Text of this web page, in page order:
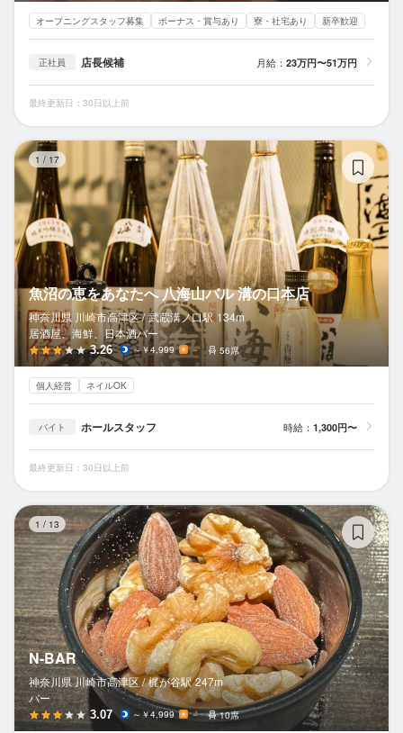
オープニングスタッフ募集 ボーナス・賞与あり 寮・社宅あり 新卒歓迎
正社員 店長候補 月給： 23万円〜51万円
最終更新日：30日以上前
1 / 17
魚沼の恵をあなたへ 八海山バル 溝の口本店
神奈川県 川崎市高津区 / 武蔵溝ノ口駅 134m
居酒屋、海鮮、日本酒バー
3.26 ～￥4,999 － 56席
個人経営 ネイルOK
バイト ホールスタッフ 時給： 1,300円〜
最終更新日：30日以上前
1 / 13
N-BAR
神奈川県 川崎市高津区 / 梶が谷駅 247m
バー
3.07 ～￥4,999 － 10席